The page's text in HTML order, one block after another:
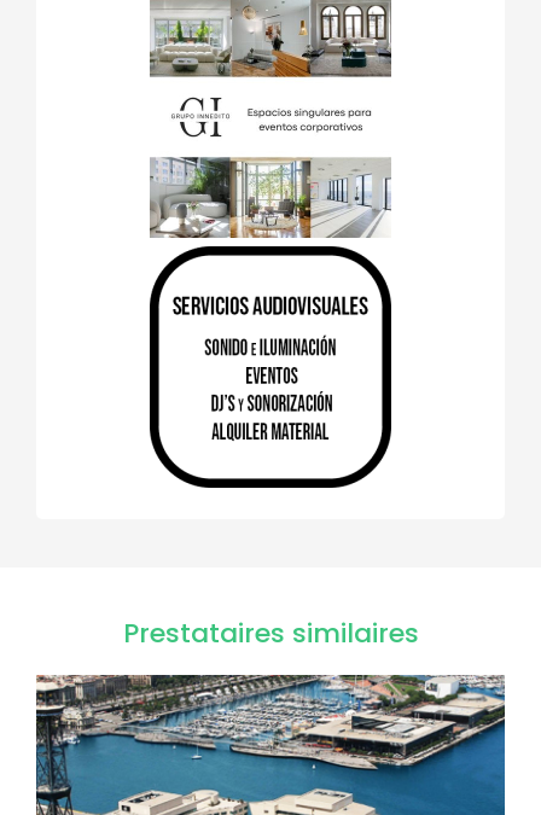
Prestataires similaires